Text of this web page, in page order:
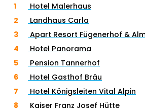
ook als iemand die algevorderd
terecht op deAhornin
Fügen.Ook vind je diverse blauwe
oefenplekken in deZillertal Arena
plekken in het Zillertal, vind je veel
Nederlandse skileraren, wat deze
maakt voor gezinnen met kinderen.
Hotel Malerhaus
Landhaus Carla
Apart Resort Fügenerhof &
Hotel Panorama
Pension Tannerhof
Hotel Gasthof Bräu
Hotel Königsleiten Vital Alpin
Kaiser Franz Josef Hütte